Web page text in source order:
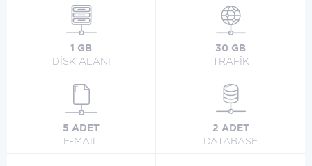
1 GB
DİSK ALANI
30 GB
TRAFİK
5 ADET
E-MAIL
2 ADET
DATABASE